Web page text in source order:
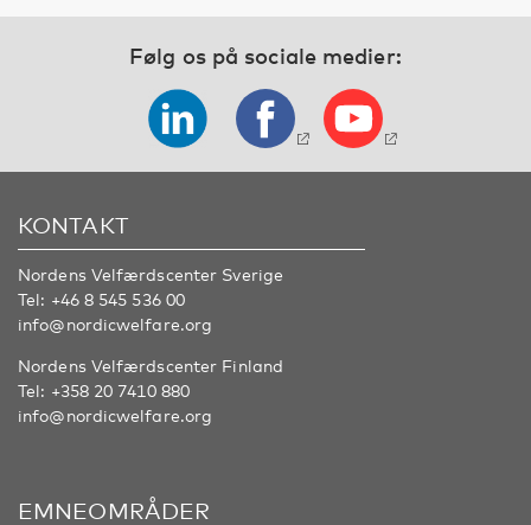
Følg os på sociale medier:
KONTAKT
Nordens Velfærdscenter Sverige
Tel: +46 8 545 536 00
info@nordicwelfare.org
Nordens Velfærdscenter Finland
Tel: +358 20 7410 880
info@nordicwelfare.org
EMNEOMRÅDER